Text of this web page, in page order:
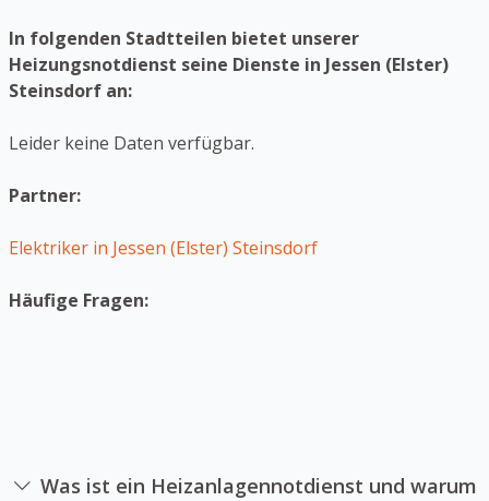
In folgenden Stadtteilen bietet unserer
Heizungsnotdienst seine Dienste in Jessen (Elster)
Steinsdorf an:
Leider keine Daten verfügbar.
Partner:
Elektriker in Jessen (Elster) Steinsdorf
Häufige Fragen:
Was ist ein Heizanlagennotdienst und warum